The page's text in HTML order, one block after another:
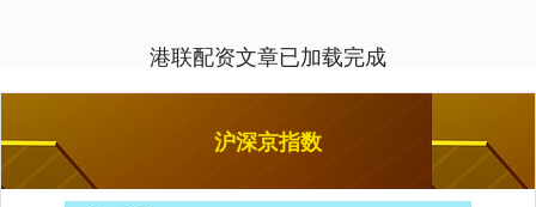
港联配资文章已加载完成
沪深京指数